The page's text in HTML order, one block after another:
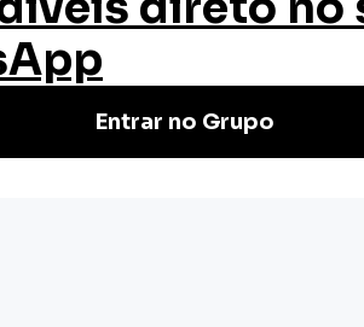
Idoso Grátis e Online: Aprenda sobre
medidas de proteção e acesso à